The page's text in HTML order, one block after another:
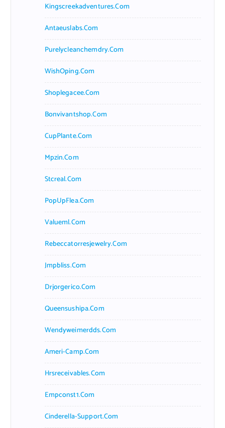
Kingscreekadventures.com
Antaeuslabs.com
Purelycleanchemdry.com
WishOping.com
Shoplegacee.com
Bonvivantshop.com
CupPlante.com
Mpzin.com
Stcreal.com
PopUpFlea.com
Valueml.com
Rebeccatorresjewelry.com
Jmpbliss.com
Drjorgerico.com
Queensushipa.com
Wendyweimerdds.com
Ameri-Camp.com
Hrsreceivables.com
Empconst1.com
Cinderella-Support.com